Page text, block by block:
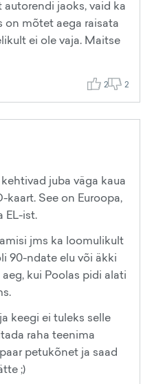
jaoks, vaid ka
on mõtet aega raisata
ei ole vaja. Maitse
2 2
juba väga kaua
See on Euroopa,
EL-ist.
jms ka loomulikult
90-ndate elu või äkki
kui Poolas pidi alati
keegi ei tuleks selle
raha teenima
petukõnet ja saad
;)